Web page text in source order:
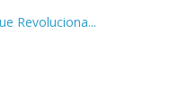
Revoluciona...